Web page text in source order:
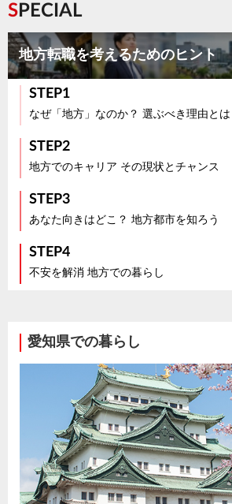
SPECIAL
地方転職を考えるためのヒント
STEP1
なぜ「地方」なのか？ 選ぶべき理由とは
STEP2
地方でのキャリア その現状とチャンス
STEP3
あなた向きはどこ？ 地方都市を知ろう
STEP4
不安を解消 地方での暮らし
愛知県での暮らし